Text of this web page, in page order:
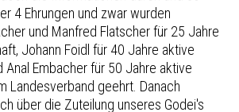
4 Ehrungen und zwar wurden
und Manfred Flatscher für 25 Jahre
Johann Foidl für 40 Jahre aktive
Anal Embacher für 50 Jahre aktive
Landesverband geehrt. Danach
über die Zuteilung unseres Godei's